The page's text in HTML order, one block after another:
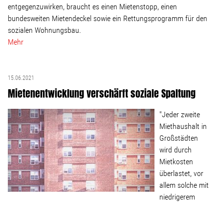
entgegenzuwirken, braucht es einen Mietenstopp, einen
bundesweiten Mietendeckel sowie ein Rettungsprogramm für den
sozialen Wohnungsbau.
Mehr
15.06.2021
Mietenentwicklung verschärft soziale Spaltung
"Jeder zweite
Miethaushalt in
Großstädten
wird durch
Mietkosten
überlastet, vor
allem solche mit
niedrigerem